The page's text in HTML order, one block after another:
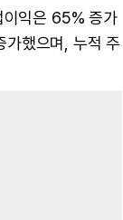
익은 65% 증가
했으며, 누적 주